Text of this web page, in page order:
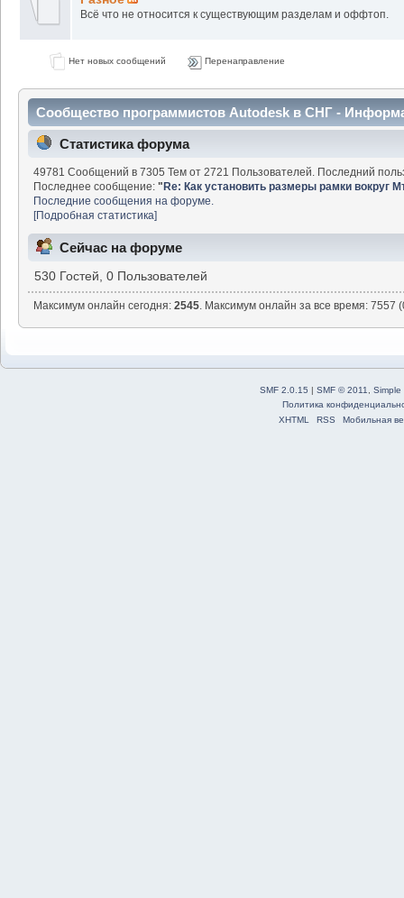
Всё что не относится к существующим разделам и оффтоп.
Нет новых сообщений Перенаправление
Сообщество программистов Autodesk в СНГ -
Статистика форума
49781 Сообщений в 7305 Тем от 2721 Пользователей. Последний
Последнее сообщение:"Re: Как установить размеры рамки вокруг
Последние сообщения на форуме.
[Подробная статистика]
Сейчас на форуме
530 Гостей, 0 Пользователей
Максимум онлайн сегодня:2545. Максимум онлайн за все время: 7557
SMF 2.0.15 | SMF © 2011
Simple
Политика
XHTML
RSS Мобильная